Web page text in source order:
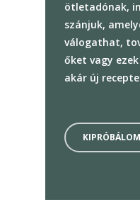
ötletadónak,
szánjuk,
válogathat,
őket vagy
akár új